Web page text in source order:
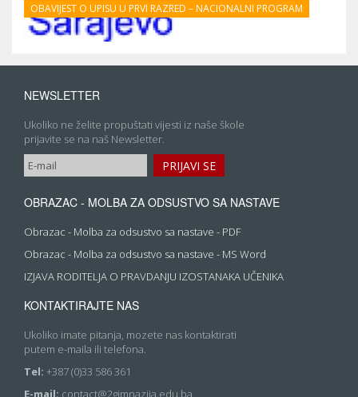
OBAVIJEST O UPISU U PRVI RAZRED – NACIONALNI PROGRAM
NEWSLETTER
Ukoliko ne želite propuštati vijesti iz naše škole
prijavite se na naš Newsletter.
OBRAZAC - MOLBA ZA ODSUSTVO SA NASTAVE
Obrazac - Molba za odsustvo sa nastave - PDF
Obrazac - Molba za odsustvo sa nastave - MS Word
IZJAVA RODITELJA O PRAVDANJU IZOSTANAKA UČENIKA
KONTAKTIRAJTE NAS
Ukoliko imate pitanja, mozete nas kontaktirati
putem e-maila ili telefona.
Tel: +387 (0)33 586 361
E-mail: contact@2gimnazija.edu.ba